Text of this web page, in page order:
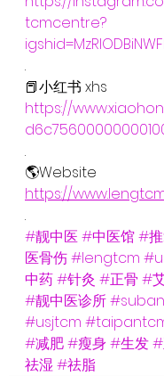
tcmcentre?
.
📕小红书 xhs
https://
.
🌎Website
https://
.
#靓中医#中医馆#
医骨伤#lengtcm
中药#针灸 #正骨 #
#靓中医诊所
#usjtcm
#减肥#瘦身#生发
祛湿#祛脂